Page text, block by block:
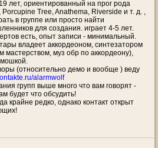
лет, ориентированный на прог рода
Porcupine Tree, Anathema, Riverside и т. д. ,
в группе или просто найти
для создания. играет 4-5 лет.
есть, опыт записи - минимальный.
владеет аккордеоном, синтезатором
мастерством, муз обр по аккордеону),
(относительно демо и вообще ) веду
alarmwolf
групп выше много что вам говорят -
будет что обсудить!
крайне редко, однако контакт открыт